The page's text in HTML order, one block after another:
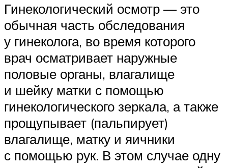
Гинекологический осмотр — это
обычная часть обследования
у гинеколога, во время которого
врач осматривает наружные
половые органы, влагалище
и шейку матки с помощью
гинекологического зеркала, а также
прощупывает (пальпирует)
влагалище, матку и яичники
с помощью рук. В этом случае одну